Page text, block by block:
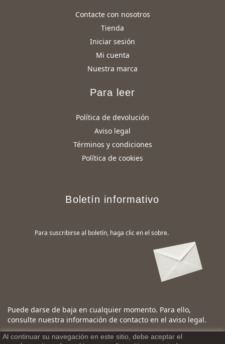
Al continuar su navegación en este sitio, debe aceptar el
Contacte con nosotros
Tienda
Iniciar sesión
Mi cuenta
Nuestra marca
Para leer
Política de devolución
Aviso legal
Términos y condiciones
Política de cookies
Boletín informativo
Para suscribirse al boletín, haga clic en el sobre.
Puede darse de baja en cualquier momento. Para ello,
consulte nuestra información de contacto en el aviso legal.